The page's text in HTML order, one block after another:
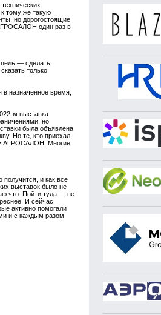
тому же такую
но дорогостоящие.
один раз в
— сделать
только
назначенное время,
м выставка
но
была объявлена
Но те, кто приехал
АГРОСАЛОН. Многие
и как все
выставок было не
что. Пойти туда — не
И сейчас
активно помогали
и с каждым разом